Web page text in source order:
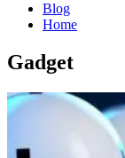
Blog
Home
Gadget